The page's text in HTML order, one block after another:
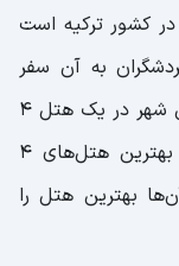
کشور ترکیه است
به آن سفر
می‌کنند. اگر قصد دارید در سفر خود به این شهر در یک هتل ۴
ستاره اقامت داشته باشید، لازم است با بهترین هتل‌های ۴
بهترین هتل را